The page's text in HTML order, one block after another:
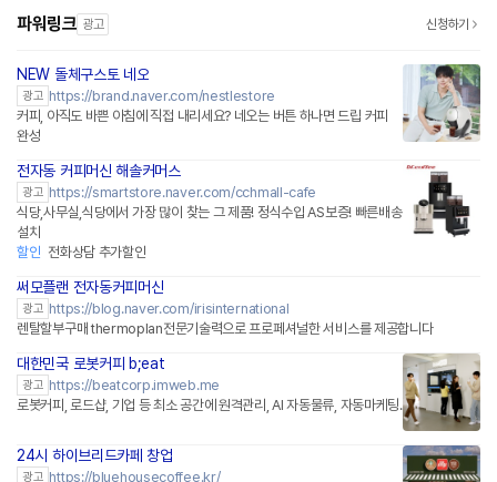
파워링크 광고 신청하기
NEW 돌체구스토 네오
광고 https://brand.naver.com/nestlestore
커피, 아직도 바쁜 아침에 직접 내리세요? 네오는 버튼 하나면 드립 커피
완성
전자동 커피머신 해솔커머스
광고 https://smartstore.naver.com/cchmall-cafe
식당,사무실,식당에서 가장 많이 찾는 그 제품! 정식수입 AS보증! 빠른배송
설치
할인 전화상담 추가할인
써모플랜 전자동커피머신
광고 https://blog.naver.com/irisinternational
렌탈할부구매 thermoplan전문기술력으로 프로페셔널한 서비스를 제공합니다
대한민국 로봇커피 b;eat
광고 https://beatcorp.imweb.me
로봇커피, 로드샵, 기업 등 최소 공간에 원격관리, AI 자동물류, 자동마케팅.
24시 하이브리드카페 창업
광고 https://bluehousecoffee.kr/